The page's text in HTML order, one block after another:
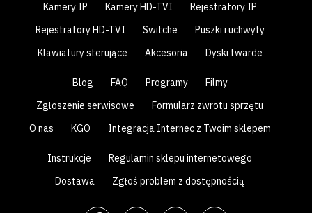
Kamery IP Kamery HD-TVI
Rejestratory IP
Rejestratory HD-TVI
Switche
Puszki i uchwyty
Klawiatury sterujące
Akcesoria Dyski twarde
Blog FAQ Programy
Filmy
Zgłoszenie serwisowe
Formularz zwrotu sprzętu
O nas
KGO Integracja Internec z Twoim sklepem
Instrukcje
Regulamin sklepu internetowego
Dostawa
Zgłoś problem z dostępnością